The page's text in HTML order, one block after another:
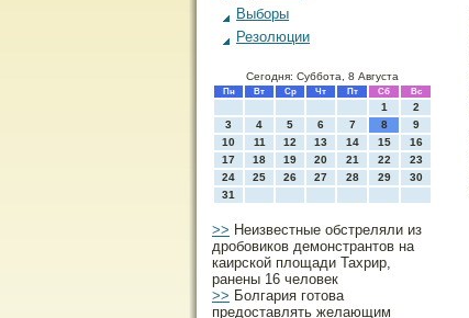
Выборы
Резолюции
Сегодня: Суббота, 8 Августа
Пн Вт Ср Чт Пт Сб Вс
1
2
3
4 5 6 7 8
9
10
11 12 13 14 15
16
17
18 19 20 21 22
23
24
25 26 27 28 29
30
31
>> Неизвестные обстреляли из
дробовиков демонстрантов на
каирской площади Тахрир,
ранены 16 человек
>> Болгария готова
предоставлять желающим